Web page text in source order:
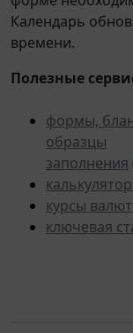
Календарь
времени.
Полезные
формы,
образцы
заполнения
курсы валют
ключевая